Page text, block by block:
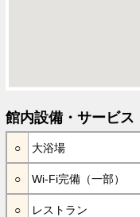
館内設備・サービス
大浴場
Wi-Fi完備（一部）
レストラン